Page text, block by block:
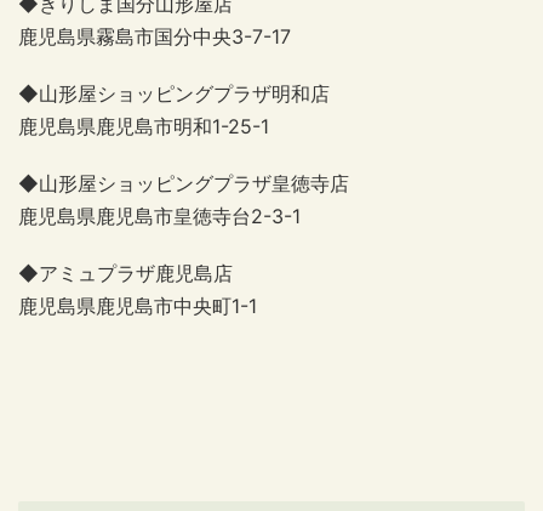
鹿児島県霧島市国分中央3-7-17
◆山形屋ショッピングプラザ明和店
鹿児島県鹿児島市明和1-25-1
◆山形屋ショッピングプラザ皇徳寺店
鹿児島県鹿児島市皇徳寺台2-3-1
◆アミュプラザ鹿児島店
鹿児島県鹿児島市中央町1-1